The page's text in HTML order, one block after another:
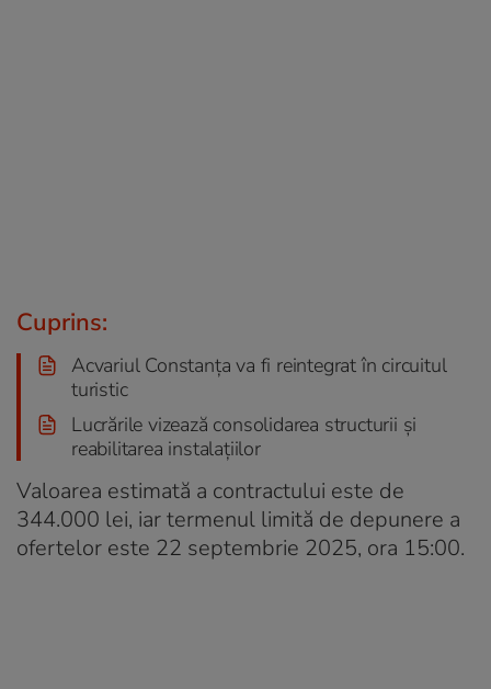
Cuprins:
Acvariul Constanța va fi reintegrat în circuitul
turistic
Lucrările vizează consolidarea structurii și
reabilitarea instalațiilor
Valoarea estimată a contractului este de
344.000 lei, iar termenul limită de depunere a
ofertelor este 22 septembrie 2025, ora 15:00.